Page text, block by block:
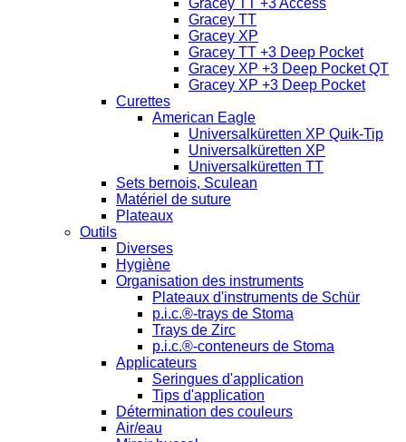
Gracey TT
Gracey XP
Gracey TT +3 Deep Pocket
Gracey XP +3 Deep Pocket QT
Gracey XP +3 Deep Pocket
Curettes
American Eagle
Universalküretten XP Quik-Tip
Universalküretten XP
Universalküretten TT
Sets bernois, Sculean
Matériel de suture
Plateaux
Outils
Diverses
Hygiène
Organisation des instruments
Plateaux d'instruments de Schür
p.i.c.®-trays de Stoma
Trays de Zirc
p.i.c.®-conteneurs de Stoma
Applicateurs
Seringues d'application
Tips d'application
Détermination des couleurs
Air/eau